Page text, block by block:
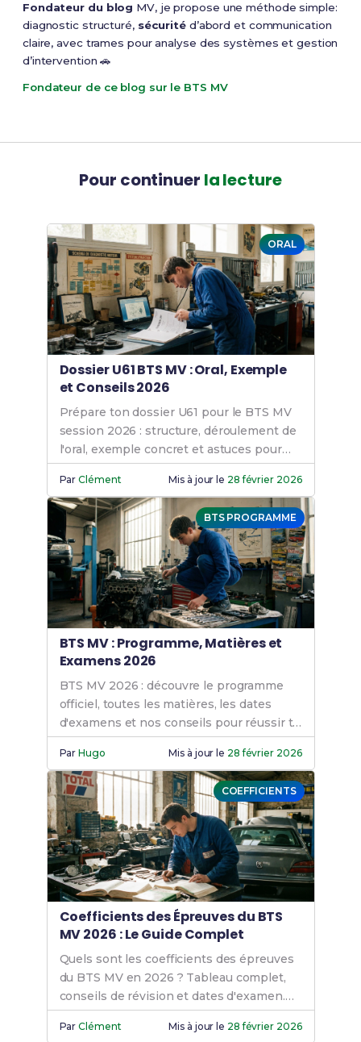
Fondateur du blog MV, je propose une méthode simple:
diagnostic structuré, sécuritéd’abord et communication
claire, avec trames pour analyse des systèmes et gestion
d’intervention 🚗
Fondateur de ce blog sur le BTS MV
Pour continuer la lecture
ORAL
Dossier U61 BTS MV : Oral, Exemple
et Conseils 2026
Prépare ton dossier U61 pour le BTS MV
session 2026 : structure, déroulement de
l'oral, exemple concret et astuces pour
convaincre le jury. Découvre nos conseils
!ParClément Mis à jour le 28 février 2026
BTS PROGRAMME
BTS MV : Programme, Matières et
Examens 2026
BTS MV 2026 : découvre le programme
officiel, toutes les matières, les dates
d'examens et nos conseils pour réussir ta
formation en maintenance des véhicules.
ParHugo Mis à jour le 28 février 2026
COEFFICIENTS
Coefficients des Épreuves du BTS
MV 2026 : Le Guide Complet
Quels sont les coefficients des épreuves
du BTS MV en 2026 ? Tableau complet,
conseils de révision et dates d'examen.
Prépare-toi efficacement dès maintenant
!ParClément Mis à jour le 28 février 2026